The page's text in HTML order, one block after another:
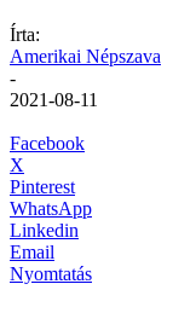
Írta:
Amerikai Népszava
-
2021-08-11
Facebook
X
Pinterest
WhatsApp
Linkedin
Email
Nyomtatás